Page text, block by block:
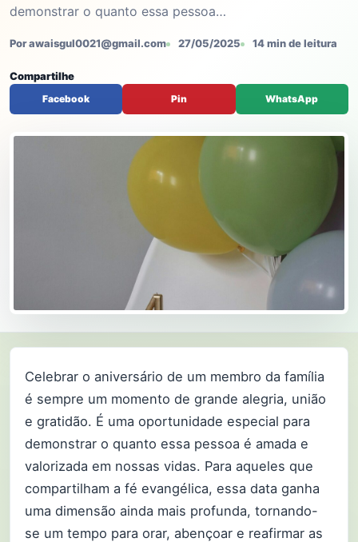
demonstrar o quanto essa pessoa…
Por awaisgul0021@gmail.com 27/05/2025 14 min de leitura
Compartilhe
Facebook Pin WhatsApp
Celebrar o aniversário de um membro da família
é sempre um momento de grande alegria, união
e gratidão. É uma oportunidade especial para
demonstrar o quanto essa pessoa é amada e
valorizada em nossas vidas. Para aqueles que
compartilham a fé evangélica, essa data ganha
uma dimensão ainda mais profunda, tornando-
se um tempo para orar, abençoar e reafirmar as